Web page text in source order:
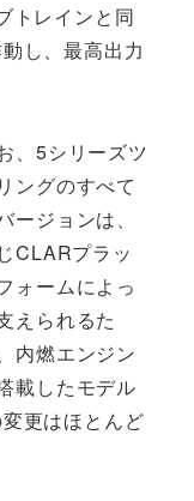
トレインと同
し、最高出力
、5シリーズツ
ングのすべて
ージョンは、
CLARプラッ
ォームによっ
えられるた
内燃エンジン
載したモデル
更はほとんど